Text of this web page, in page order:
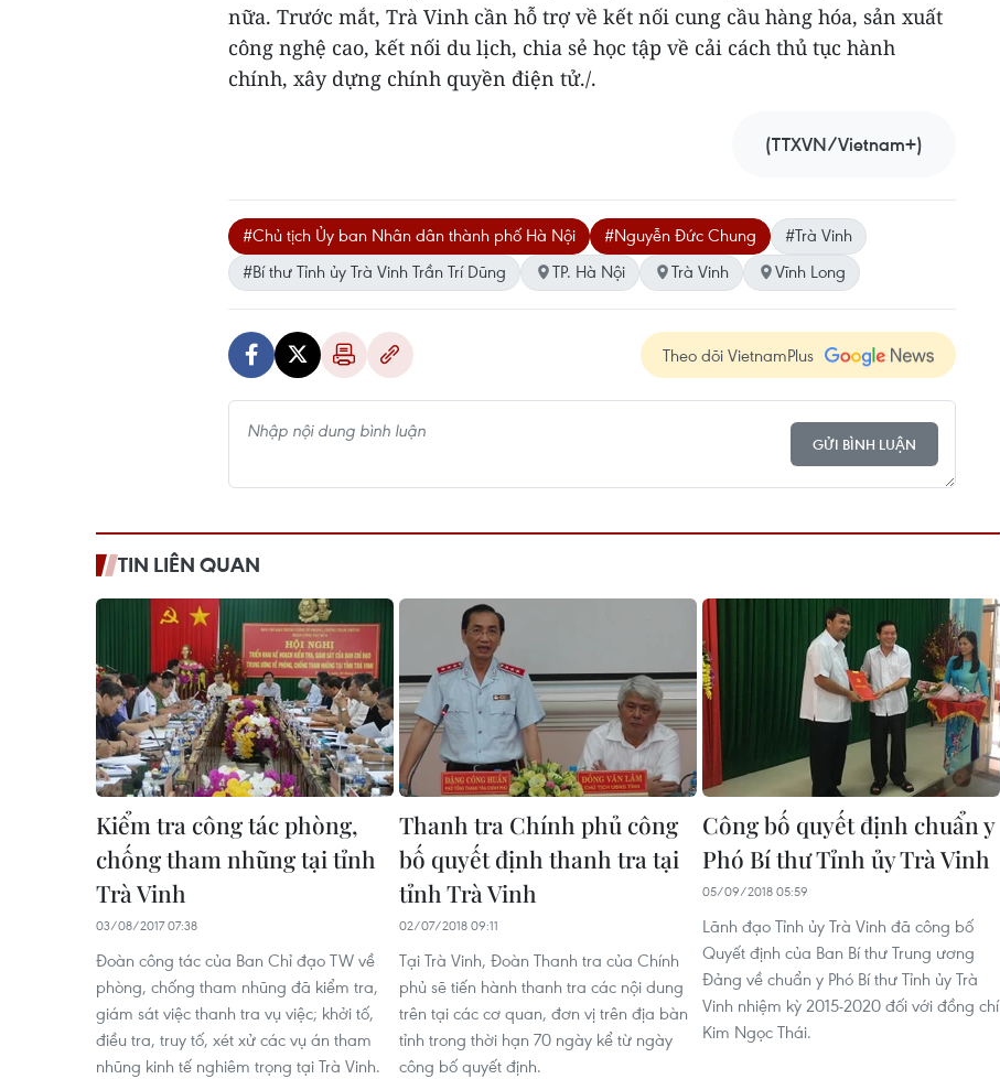
nữa. Trước mắt, Trà Vinh cần hỗ trợ về kết nối cung cầu hàng hóa, sản xuất
công nghệ cao, kết nối du lịch, chia sẻ học tập về cải cách thủ tục hành
chính, xây dựng chính quyền điện tử./.
(TTXVN/Vietnam+)
#Chủ tịch Ủy ban Nhân dân thành phố Hà Nội #Nguyễn Đức Chung
#Trà Vinh
#Bí thư Tỉnh ủy Trà Vinh Trần Trí Dũng
TP. Hà Nội Trà Vinh Vĩnh Long
Theo dõi VietnamPlus
GỬI BÌNH LUẬN
TIN LIÊN QUAN
Kiểm tra công tác phòng,
chống tham nhũng tại tỉnh
Trà Vinh
03/08/2017 07:38
Đoàn công tác của Ban Chỉ đạo TW về
phòng, chống tham nhũng đã kiểm tra,
giám sát việc thanh tra vụ việc; khởi tố,
điều tra, truy tố, xét xử các vụ án tham
nhũng kinh tế nghiêm trọng tại Trà Vinh.
Thanh tra Chính phủ công
bố quyết định thanh tra tại
tỉnh Trà Vinh
02/07/2018 09:11
Tại Trà Vinh, Đoàn Thanh tra của Chính
phủ sẽ tiến hành thanh tra các nội dung
trên tại các cơ quan, đơn vị trên địa bàn
tỉnh trong thời hạn 70 ngày kể từ ngày
công bố quyết định.
Công bố quyết định chuẩn y
Phó Bí thư Tỉnh ủy Trà Vinh
05/09/2018 05:59
Lãnh đạo Tỉnh ủy Trà Vinh đã công bố
Quyết định của Ban Bí thư Trung ương
Đảng về chuẩn y Phó Bí thư Tỉnh ủy Trà
Vinh nhiệm kỳ 2015-2020 đối với đồng chí
Kim Ngọc Thái.